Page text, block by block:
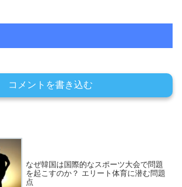
コメントを書き込む
なぜ韓国は国際的なスポーツ大会で問題
を起こすのか？ エリート体育に潜む問題
点